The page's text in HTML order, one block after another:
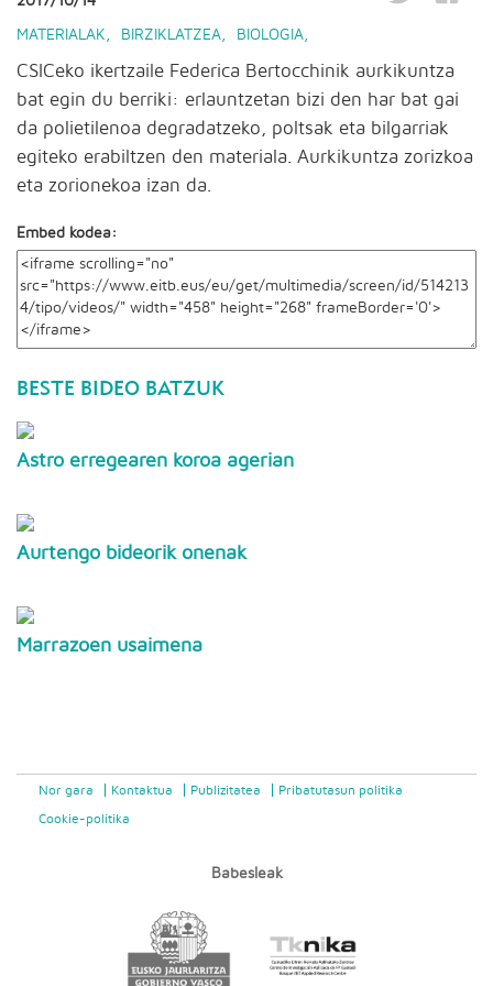
MATERIALAK BIRZIKLATZEA BIOLOGIA
CSICeko ikertzaile Federica Bertocchinik aurkikuntza
bat egin du berriki: erlauntzetan bizi den har bat gai
da polietilenoa degradatzeko, poltsak eta bilgarriak
egiteko erabiltzen den materiala. Aurkikuntza zorizkoa
eta zorionekoa izan da.
Embed kodea:
BESTE BIDEO BATZUK
Astro erregearen koroa agerian
Aurtengo bideorik onenak
Marrazoen usaimena
Nor gara Kontaktua Publizitatea Pribatutasun politika
Cookie-politika
Babesleak